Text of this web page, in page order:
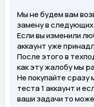
Мы не будем вам
замену в
Если вы изменили
аккаунт уже
После этого в
как эту жалобу мы
Не покупайте сразу
теста 1 аккаунт и
ваши задачи то